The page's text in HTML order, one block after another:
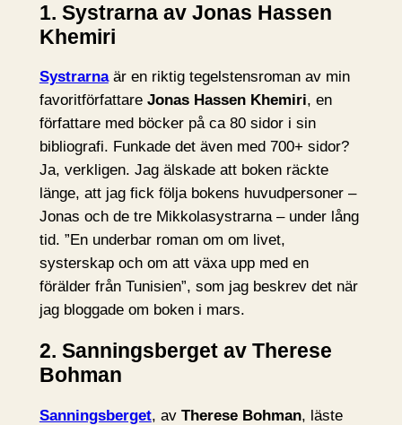
1. Systrarna av Jonas Hassen
Khemiri
Systrarnaär en riktig tegelstensroman av min
favoritförfattare Jonas Hassen Khemiri, en
författare med böcker på ca 80 sidor i sin
bibliografi. Funkade det även med 700+ sidor?
Ja, verkligen. Jag älskade att boken räckte
länge, att jag fick följa bokens huvudpersoner –
Jonas och de tre Mikkolasystrarna – under lång
tid. ”En underbar roman om om livet,
systerskap och om att växa upp med en
förälder från Tunisien”, som jag beskrev det när
jag bloggade om boken i mars.
2. Sanningsberget av Therese
Bohman
Sanningsberget, av Therese Bohman, läste